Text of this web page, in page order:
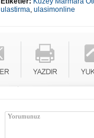
ulastirma, ulasimonline